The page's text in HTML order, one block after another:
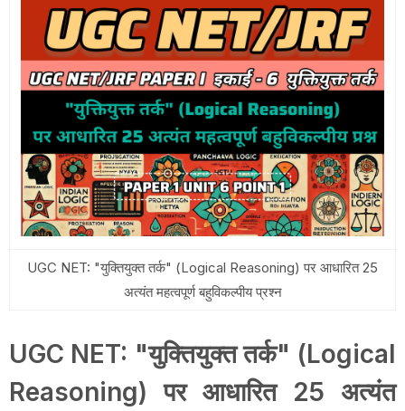
UGC NET: "युक्तियुक्त तर्क" (Logical Reasoning) पर आधारित 25
अत्यंत महत्वपूर्ण बहुविकल्पीय प्रश्न
UGC NET: "युक्तियुक्त तर्क" (Logical
Reasoning) पर आधारित 25 अत्यंत